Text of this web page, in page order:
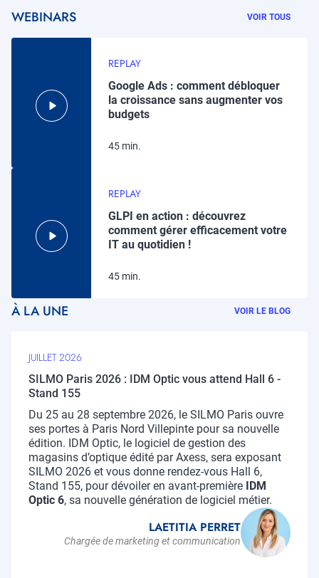
WEBINARS VOIR TOUS
REPLAY
Google Ads : comment débloquer
la croissance sans augmenter vos
budgets
45 min.
REPLAY
GLPI en action : découvrez
comment gérer efficacement votre
IT au quotidien !
45 min.
À LA UNE VOIR LE BLOG
JUILLET 2026
SILMO Paris 2026 : IDM Optic vous attend Hall 6 -
Stand 155
Chapo
Du 25 au 28 septembre 2026, le SILMO Paris ouvre
ses portes à Paris Nord Villepinte pour sa nouvelle
édition. IDM Optic, le logiciel de gestion des
magasins d’optique édité par Axess, sera exposant
SILMO 2026 et vous donne rendez-vous Hall 6,
Stand 155, pour dévoiler en avant-première IDM
Optic 6, sa nouvelle génération de logiciel métier.
LAETITIA PERRET
Chargée de marketing et communication